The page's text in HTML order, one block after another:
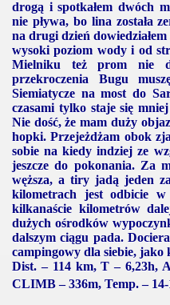
drogą i spotkałem dwóch
nie pływa, bo lina została
na drugi dzień
wysoki poziom wody i od
Mielniku też prom nie
przekroczenia Bugu
Siemiatycze na most do
czasami tylko staje się
Nie dość, że mam duży
hopki. Przejeżdżam obok
sobie na kiedy indziej ze
jeszcze do pokonania. Za
węższa, a tiry jadą jeden
kilometrach jest odbicie
kilkanaście kilometrów
dużych ośrodków
dalszym ciągu pada.
campingowy dla siebie, jako
Dist. – 114 km, T – 6,23h,
CLIMB – 336m, Temp. – 14-